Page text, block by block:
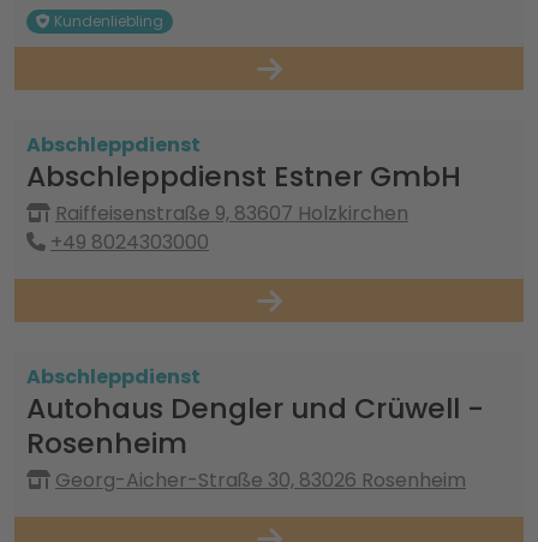
Kundenliebling
Abschleppdienst
Abschleppdienst Estner GmbH
Raiffeisenstraße 9, 83607 Holzkirchen
+49 8024303000
Abschleppdienst
Autohaus Dengler und Crüwell -
Rosenheim
Georg-Aicher-Straße 30, 83026 Rosenheim